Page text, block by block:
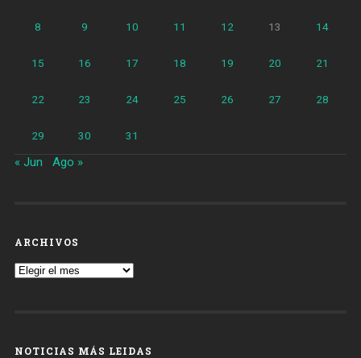
8 9 10 11 12 13 14
15 16 17 18 19 20 21
22 23 24 25 26 27 28
29 30 31
« Jun Ago »
ARCHIVOS
Archivos
NOTICIAS MÁS LEIDAS